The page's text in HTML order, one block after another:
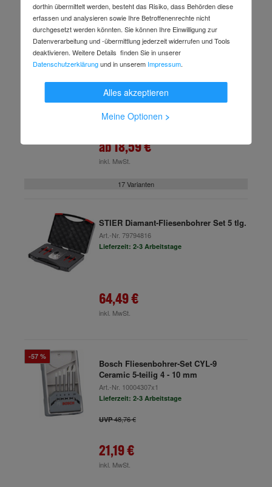
Alles fürs Fliesenlegen
-15 %
STIER Fliesen-Bohrkrone M14
Art.-Nr.c51255300(17 Varianten verfügbar)
Lieferzeit: 2-3 Arbeitstage
UVP21,87 €
ab18,59 €
inkl. MwSt.
17 Varianten
STIER Diamant-Fliesenbohrer Set 5 tlg.
Art.-Nr. 79794816
Lieferzeit: 2-3 Arbeitstage
64,49 €
inkl. MwSt.
-57 %
Bosch Fliesenbohrer-Set CYL-9
Ceramic 5-teilig 4 - 10 mm
Art.-Nr. 10004307x1
Lieferzeit: 2-3 Arbeitstage
UVP48,76 €
21,19 €
inkl. MwSt.
dorthin übermittelt werden, besteht das Risiko, dass Behörden diese
erfassen und analysieren sowie Ihre Betroffenenrechte nicht
durchgesetzt werden könnten. Sie können Ihre Einwilligung zur
Datenverarbeitung und -übermittlung jederzeit widerrufen und Tools
deaktivieren. Weitere Details finden Sie in unserer
Datenschutzerklärungund in unserem Impressum.
Alles akzeptieren
Meine Optionen >